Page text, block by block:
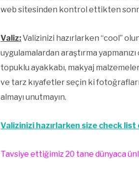
web sitesinden kontrol ettikten
Valiz:Valizinizi hazırlarken “cool”
uygulamalardan araştırma
topuklu ayakkabı, makyaj
ve tarz kıyafetler seçin ki
almayı unutmayın.
Valizinizi hazırlarken size check list
Tavsiye ettiğimiz 20 tane dünyaca